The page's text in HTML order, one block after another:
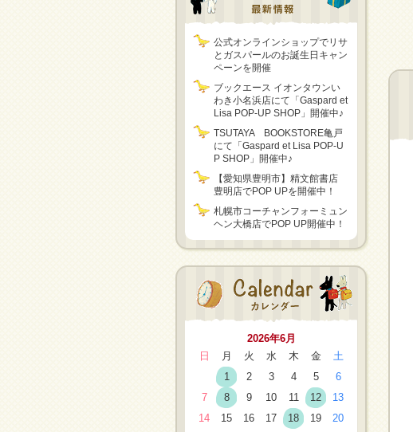
公式オンラインショップでリサ
とガスパールのお誕生日キャン
ペーンを開催
ブックエース イオンタウンい
わき小名浜店にて「Gaspard et
Lisa POP-UP SHOP」開催中♪
TSUTAYA BOOKSTORE亀戸
にて「Gaspard et Lisa POP-U
P SHOP」開催中♪
【愛知県豊明市】精文館書店
豊明店でPOP UPを開催中！
札幌市コーチャンフォーミュン
ヘン大橋店でPOP UP開催中！
2026年6月
日
月 火 水 木 金
土
1
2 3 4 5
6
7
8 9 10 11 12
13
14
15 16 17 18 19
20